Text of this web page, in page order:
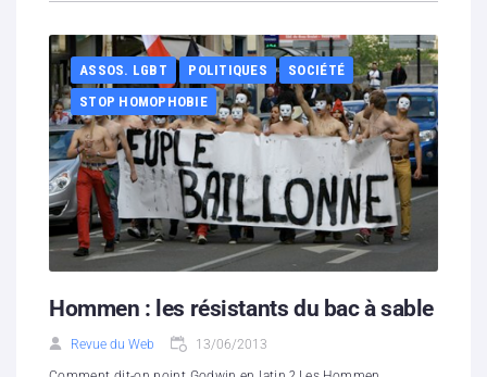
ASSOS. LGBT POLITIQUES
SOCIÉTÉ
STOP HOMOPHOBIE
Hommen : les résistants du bac à sable
Revue du Web 13/06/2013